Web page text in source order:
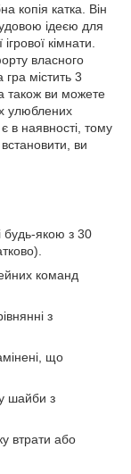
копія катка. Він
ідеєю для
кімнати.
власного
містить 3
також ви можете
улюблених
в наявності, тому
ви
будь-якою з 30
команд
з
що
шайби з
втрати або